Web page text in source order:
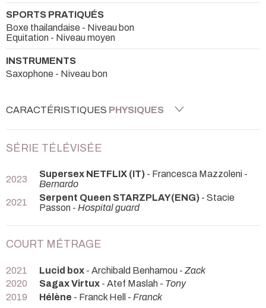
SPORTS PRATIQUÉS
Boxe thailandaise - Niveau bon
Equitation - Niveau moyen
INSTRUMENTS
Saxophone - Niveau bon
CARACTÉRISTIQUES PHYSIQUES
SÉRIE TÉLÉVISÉE
2023 Supersex NETFLIX (IT) - Francesca Mazzoleni -
Bernardo
2021
Serpent Queen STARZPLAY(ENG) - Stacie
Passon - Hospital guard
COURT MÉTRAGE
2021 Lucid box - Archibald Benhamou - Zack
2020
Sagax Virtux - Atef Maslah - Tony
2019
Hélène - Franck Hell - Franck